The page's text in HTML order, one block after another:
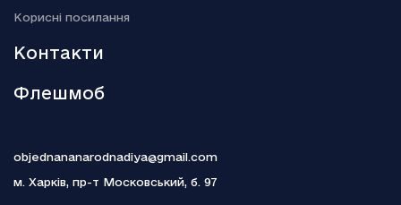
Гелена Бонем Картер пояснила, чому так і не одружилася з
Kорисні посилання
Контакти
Флешмоб
objednananarodnadiya@gmail.com
м. Харків, пр-т Московський, б. 97